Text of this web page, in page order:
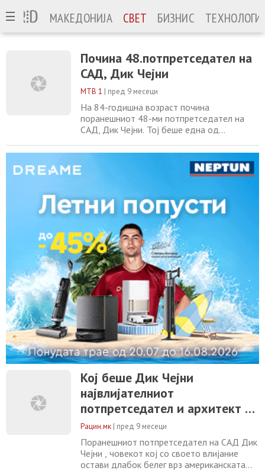
МАКЕДОНИЈА СВЕТ БИЗНИС
Почина 48.потпретседател на
САД, Дик Чејни
МТВ 1 | пред 9 месеци
На 84-годишна возраст почина
поранешниот 48-ми потпретседател на
САД, Дик Чејни. Тој беше една од
администрацијата на Џорџ В. Буш и имаше
клучна улога во војните
во Авганистан и Ирак по нападите на 11
во последните години стана остар
критичар на Доналд Трамп и во
2024 година изјави
Кој беше Дик Чејни
највлијателниот
потпретседател и архитект на
војната против Ирак
Рацин.мк | пред 9 месеци
Поранешниот потпретседател на САД Дик
Чејни , човекот кој со своето влијание
остави длабок белег врз американската